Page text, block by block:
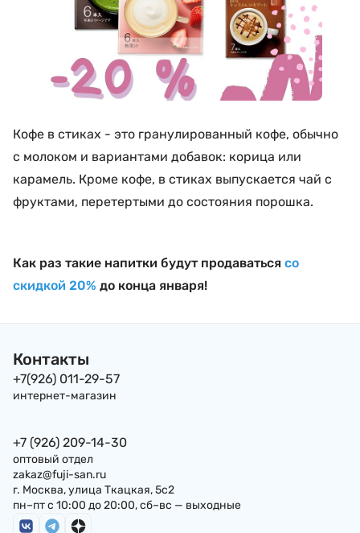
Кофе в стиках - это гранулированный кофе, обычно
с молоком и вариантами добавок: корица или
карамель. Кроме кофе, в стиках выпускается чай с
фруктами, перетертыми до состояния порошка.
Как раз такие напитки будут продаваться со
скидкой 20% до конца января!
Контакты
+7(926) 011-29-57
интернет-магазин
+7 (926) 209-14-30
оптовый отдел
zakaz@fuji-san.ru
г. Москва, улица Ткацкая, 5с2
пн–пт с 10:00 до 20:00, сб–вс — выходные